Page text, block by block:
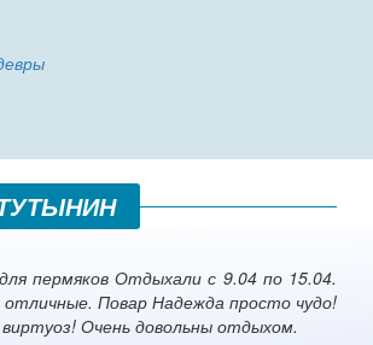
пермяков Отдыхали с 9.04 по 15.04.
отличные. Повар Надежда просто чудо!
Очень довольны отдыхом.